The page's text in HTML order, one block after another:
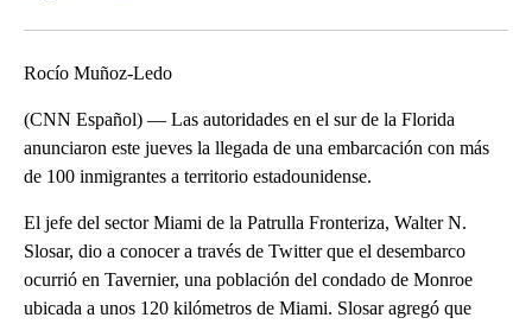
Rocío Muñoz-Ledo
(CNN Español) — Las autoridades en el sur de la Florida
anunciaron este jueves la llegada de una embarcación con más
de 100 inmigrantes a territorio estadounidense.
El jefe del sector Miami de la Patrulla Fronteriza, Walter N.
Slosar, dio a conocer a través de Twitter que el desembarco
ocurrió en Tavernier, una población del condado de Monroe
ubicada a unos 120 kilómetros de Miami. Slosar agregó que